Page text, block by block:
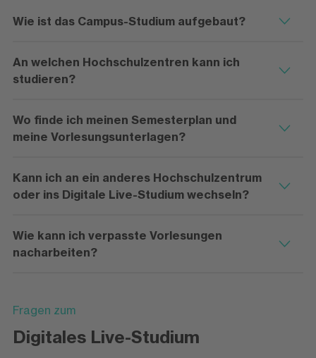
Wie ist das Campus-Studium aufgebaut?
An welchen Hochschulzentren kann ich
studieren?
Wo finde ich meinen Semesterplan und
meine Vorlesungsunterlagen?
Kann ich an ein anderes Hochschulzentrum
oder ins Digitale Live-Studium wechseln?
Wie kann ich verpasste Vorlesungen
nacharbeiten?
Fragen zum
Digitales Live-Studium